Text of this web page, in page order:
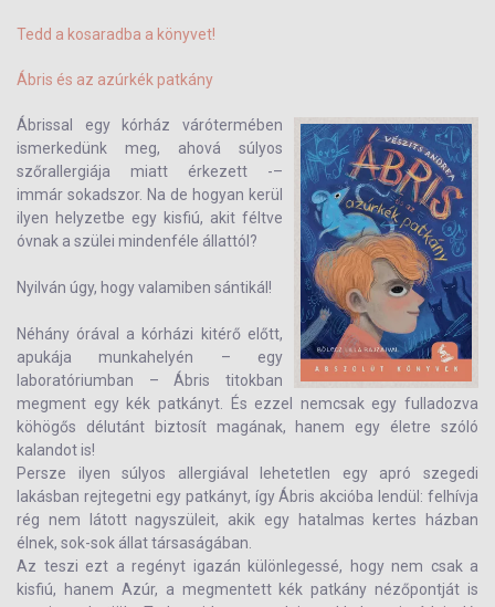
Tedd a kosaradba a könyvet!
Ábris és az azúrkék patkány
Ábrissal egy kórház várótermében
ismerkedünk meg, ahová súlyos
szőrallergiája miatt érkezett -–
immár sokadszor. Na de hogyan kerül
ilyen helyzetbe egy kisfiú, akit féltve
óvnak a szülei mindenféle állattól?
Nyilván úgy, hogy valamiben sántikál!
Néhány órával a kórházi kitérő előtt,
apukája munkahelyén – egy
laboratóriumban – Ábris titokban
megment egy kék patkányt. És ezzel nemcsak egy fulladozva
köhögős délutánt biztosít magának, hanem egy életre szóló
kalandot is!
Persze ilyen súlyos allergiával lehetetlen egy apró szegedi
lakásban rejtegetni egy patkányt, így Ábris akcióba lendül: felhívja
rég nem látott nagyszüleit, akik egy hatalmas kertes házban
élnek, sok-sok állat társaságában.
Az teszi ezt a regényt igazán különlegessé, hogy nem csak a
kisfiú, hanem Azúr, a megmentett kék patkány nézőpontját is